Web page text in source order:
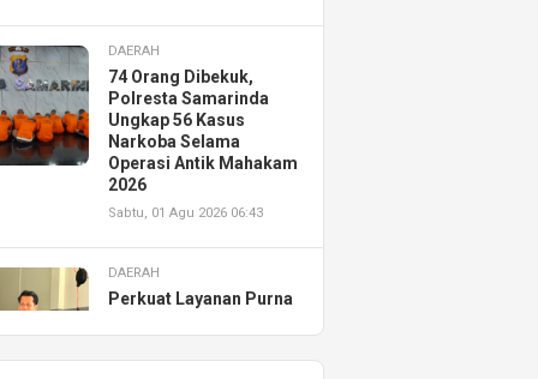
DAERAH
74 Orang Dibekuk,
Polresta Samarinda
Ungkap 56 Kasus
Narkoba Selama
Operasi Antik Mahakam
2026
Sabtu, 01 Agu 2026 06:43
DAERAH
Perkuat Layanan Purna
Resmikan AHASS